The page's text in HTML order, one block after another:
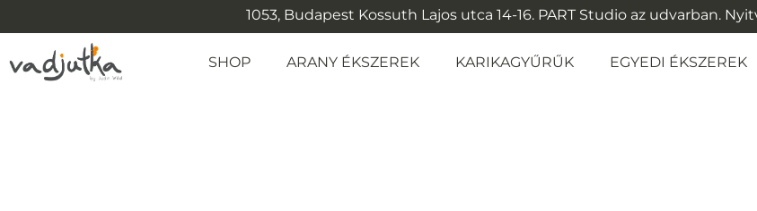
1053, Budapest Kossuth Lajos utca 14-16. PART Studio az udvarban.
SHOP ARANY ÉKSZEREK KARIKAGYŰRŰK EGYEDI ÉKSZEREK